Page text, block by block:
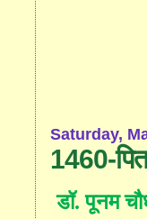
Saturday,
1460-
डॉ. पूनम